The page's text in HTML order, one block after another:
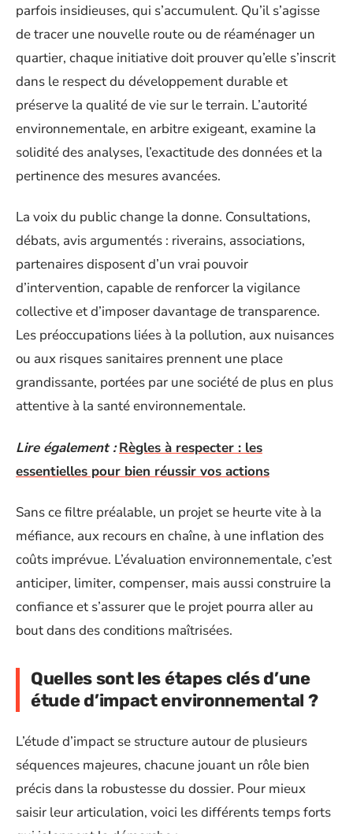
parfois insidieuses, qui s’accumulent. Qu’il s’agisse
de tracer une nouvelle route ou de réaménager un
quartier, chaque initiative doit prouver qu’elle s’inscrit
dans le respect du développement durable et
préserve la qualité de vie sur le terrain. L’autorité
environnementale, en arbitre exigeant, examine la
solidité des analyses, l’exactitude des données et la
pertinence des mesures avancées.
La voix du public change la donne. Consultations,
débats, avis argumentés : riverains, associations,
partenaires disposent d’un vrai pouvoir
d’intervention, capable de renforcer la vigilance
collective et d’imposer davantage de transparence.
Les préoccupations liées à la pollution, aux nuisances
ou aux risques sanitaires prennent une place
grandissante, portées par une société de plus en plus
attentive à la santé environnementale.
Lire également : Règles à respecter : les
essentielles pour bien réussir vos actions
Sans ce filtre préalable, un projet se heurte vite à la
méfiance, aux recours en chaîne, à une inflation des
coûts imprévue. L’évaluation environnementale, c’est
anticiper, limiter, compenser, mais aussi construire la
confiance et s’assurer que le projet pourra aller au
bout dans des conditions maîtrisées.
Quelles sont les étapes clés d’une
étude d’impact environnemental ?
L’étude d’impact se structure autour de plusieurs
séquences majeures, chacune jouant un rôle bien
précis dans la robustesse du dossier. Pour mieux
saisir leur articulation, voici les différents temps forts